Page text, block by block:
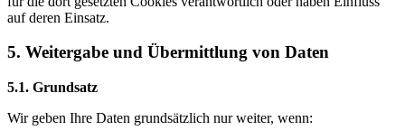
auf deren Einsatz.
5. Weitergabe und Übermittlung von Daten
5.1. Grundsatz
Wir geben Ihre Daten grundsätzlich nur weiter, wenn: